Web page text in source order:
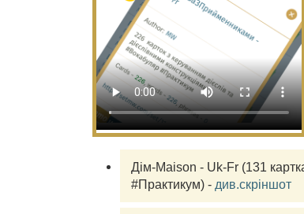
Дім-Maison - Uk-Fr (131
#Практикум) - див.скріншот